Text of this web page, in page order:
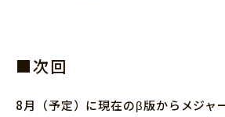
■次回
8月（予定）に現在のβ版からメジャ